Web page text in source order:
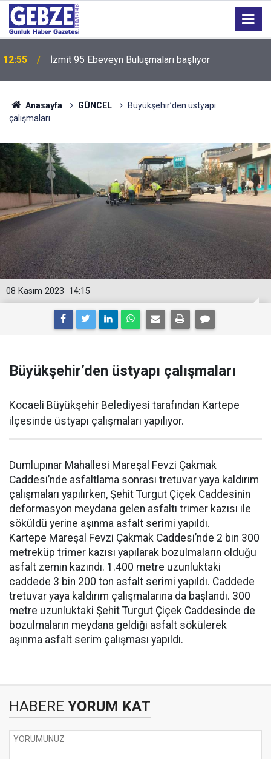
12:55 İzmit 95 Ebeveyn Buluşmaları başlıyor
Anasayfa GÜNCEL
Büyükşehir’den üstyapı
çalışmaları
14:15
08 Kasım 2023
Büyükşehir’den üstyapı çalışmaları
Kocaeli Büyükşehir Belediyesi tarafından Kartepe
ilçesinde üstyapı çalışmaları yapılıyor.
Dumlupınar Mahallesi Mareşal Fevzi Çakmak
Caddesi’nde asfaltlama sonrası tretuvar yaya kaldırım
çalışmaları yapılırken, Şehit Turgut Çiçek Caddesinin
deformasyon meydana gelen asfaltı trimer kazısı ile
söküldü yerine aşınma asfalt serimi yapıldı.
Kartepe Mareşal Fevzi Çakmak Caddesi’nde 2 bin 300
metreküp trimer kazısı yapılarak bozulmaların olduğu
asfalt zemin kazındı. 1.400 metre uzunluktaki
caddede 3 bin 200 ton asfalt serimi yapıldı. Caddede
tretuvar yaya kaldırım çalışmalarına da başlandı. 300
metre uzunluktaki Şehit Turgut Çiçek Caddesinde de
bozulmaların meydana geldiği asfalt sökülerek
aşınma asfalt serim çalışması yapıldı.
HABERE YORUM KAT